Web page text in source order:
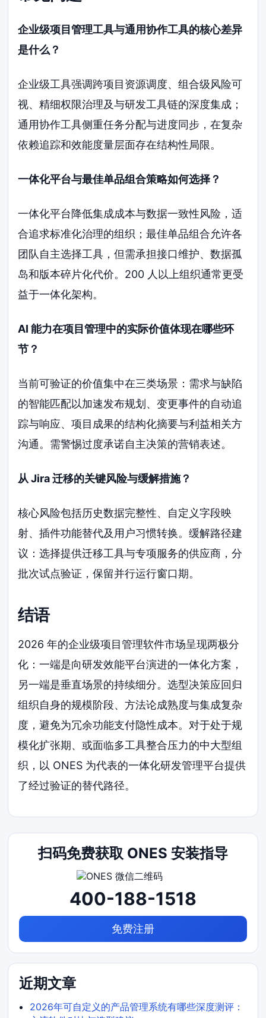
企业级项目管理工具与通用协作工具的核心差异
是什么？
企业级工具强调跨项目资源调度、组合级风险可
视、精细权限治理及与研发工具链的深度集成；
通用协作工具侧重任务分配与进度同步，在复杂
依赖追踪和效能度量层面存在结构性局限。
一体化平台与最佳单品组合策略如何选择？
一体化平台降低集成成本与数据一致性风险，适
合追求标准化治理的组织；最佳单品组合允许各
团队自主选择工具，但需承担接口维护、数据孤
岛和版本碎片化代价。200 人以上组织通常更受
益于一体化架构。
AI 能力在项目管理中的实际价值体现在哪些环
节？
当前可验证的价值集中在三类场景：需求与缺陷
的智能匹配以加速发布规划、变更事件的自动追
踪与响应、项目成果的结构化摘要与利益相关方
沟通。需警惕过度承诺自主决策的营销表述。
从 Jira 迁移的关键风险与缓解措施？
核心风险包括历史数据完整性、自定义字段映
射、插件功能替代及用户习惯转换。缓解路径建
议：选择提供迁移工具与专项服务的供应商，分
批次试点验证，保留并行运行窗口期。
结语
2026 年的企业级项目管理软件市场呈现两极分
化：一端是向研发效能平台演进的一体化方案，
另一端是垂直场景的持续细分。选型决策应回归
组织自身的规模阶段、方法论成熟度与集成复杂
度，避免为冗余功能支付隐性成本。对于处于规
模化扩张期、或面临多工具整合压力的中大型组
织，以 ONES 为代表的一体化研发管理平台提供
了经过验证的替代路径。
扫码免费获取 ONES 安装指导
400-188-1518
免费注册
近期文章
2026年可自定义的产品管理系统有哪些深度测评：